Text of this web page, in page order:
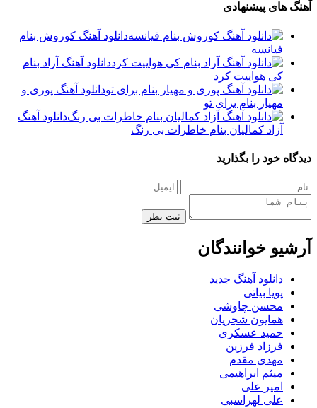
آهنگ های پیشنهادی
دانلود آهنگ کوروش بنام
فیانسه
دانلود آهنگ آراد بنام
کی هواییت کرد
دانلود آهنگ پوری و
مهیار بنام برای تو
دانلود آهنگ
آزاد کمالیان بنام خاطرات بی رنگ
دیدگاه خود را بگذارید
ثبت نظر
آرشیو خوانندگان
دانلود آهنگ جدید
پویا بیاتی
محسن چاوشی
همایون شجریان
حمید عسکری
فرزاد فرزین
مهدی مقدم
میثم ابراهیمی
امیر علی
علی لهراسبی